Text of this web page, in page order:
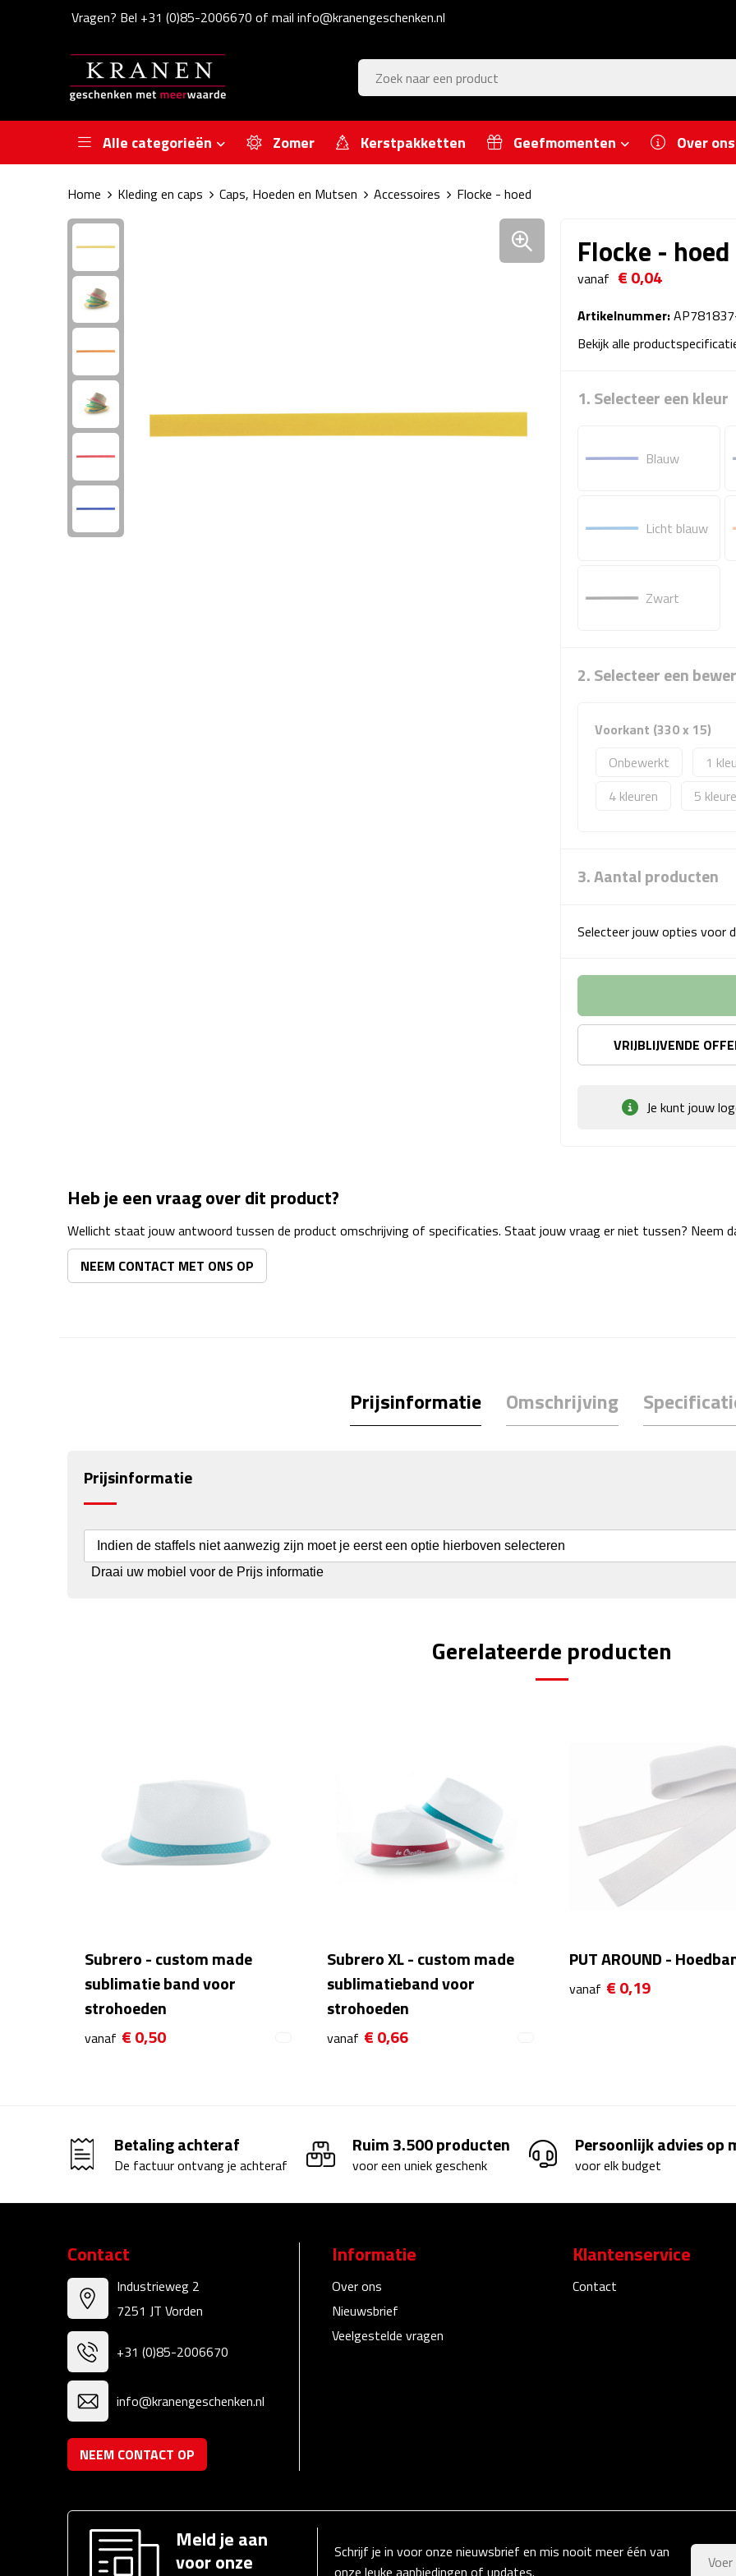
Vragen? Bel +31 (0)85-2006670 of mail info@kranengeschenken.nl
Alle categorieën Zomer Kerstpakketten Geefmomenten Over ons
Home Kleding en caps Caps, Hoeden en Mutsen Accessoires Flocke - hoed
Flocke - hoed
vanaf € 0,04
Artikelnummer:
Bekijk alle
1. Selecteer een kleur
Blauw
Licht blauw
Zwart
2. Selecteer een
Voorkant (330 x 15)
Onbewerkt
1
4
5
3. Aantal producten
Selecteer jouw opties voor
VRIJBLIJVENDE
Je kunt jouw
Heb je een vraag over dit product?
Wellicht staat jouw antwoord tussen de product omschrijving of specificaties. Staat jouw vraag er niet tussen? Neem
NEEM CONTACT MET ONS OP
Prijsinformatie Omschrijving
Prijsinformatie
Indien de staffels niet aanwezig zijn moet je eerst een optie hierboven selecteren
Draai uw mobiel voor de Prijs informatie
Gerelateerde producten
Subrero - custom made
sublimatie band voor
strohoeden
vanaf € 0,50
Subrero XL - custom made
sublimatieband voor
strohoeden
vanaf € 0,66
PUT AROUND -
vanaf € 0,19
Betaling achteraf
De factuur ontvang je achteraf
Ruim 3.500 producten
voor een uniek geschenk
Persoonlijk advies op
voor elk budget
Contact
Industrieweg 2
7251 JT Vorden
+31 (0)85-2006670
info@kranengeschenken.nl
NEEM CONTACT OP
Informatie
Over ons
Nieuwsbrief
Veelgestelde vragen
Klantenservice
Contact
Meld je aan
voor onze
Schrijf je in voor onze nieuwsbrief en mis nooit meer één van